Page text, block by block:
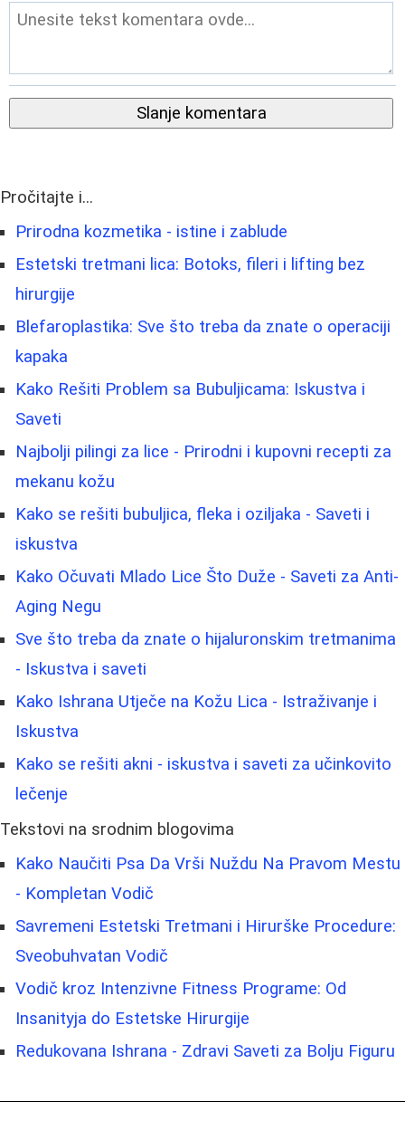
Slanje komentara
Pročitajte i...
Prirodna kozmetika - istine i zablude
Estetski tretmani lica: Botoks, fileri i lifting bez
hirurgije
Blefaroplastika: Sve što treba da znate o operaciji
kapaka
Kako Rešiti Problem sa Bubuljicama: Iskustva i
Saveti
Najbolji pilingi za lice - Prirodni i kupovni recepti za
mekanu kožu
Kako se rešiti bubuljica, fleka i oziljaka - Saveti i
iskustva
Kako Očuvati Mlado Lice Što Duže - Saveti za Anti-
Aging Negu
Sve što treba da znate o hijaluronskim tretmanima
- Iskustva i saveti
Kako Ishrana Utječe na Kožu Lica - Istraživanje i
Iskustva
Kako se rešiti akni - iskustva i saveti za učinkovito
lečenje
Tekstovi na srodnim blogovima
Kako Naučiti Psa Da Vrši Nuždu Na Pravom Mestu
- Kompletan Vodič
Savremeni Estetski Tretmani i Hirurške Procedure:
Sveobuhvatan Vodič
Vodič kroz Intenzivne Fitness Programe: Od
Insanityja do Estetske Hirurgije
Redukovana Ishrana - Zdravi Saveti za Bolju Figuru